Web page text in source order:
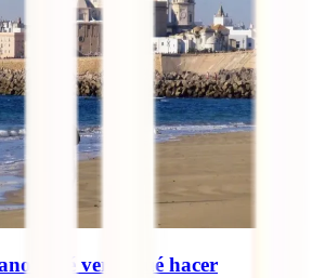
qué ver y qué hacer